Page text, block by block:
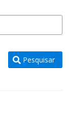
Pesquisar